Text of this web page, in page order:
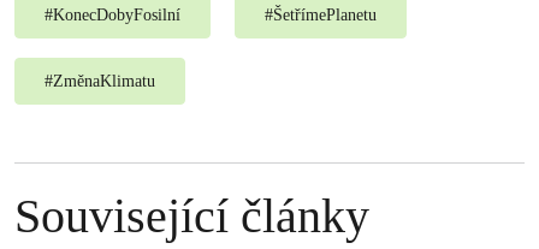
#KonecDobyFosilní #ŠetřímePlanetu
#ZměnaKlimatu
Související články